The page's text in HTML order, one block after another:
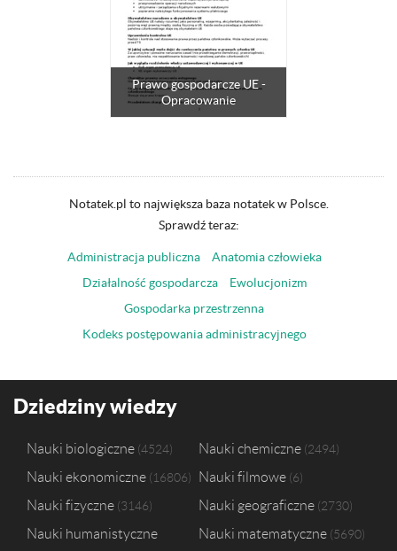
Prawo gospodarcze UE -
Opracowanie
Notatek.pl to największa baza notatek w Polsce.
Sprawdź teraz:
Administracja publiczna
Anatomia człowieka
Działalność gospodarcza
Ewolucjonizm
Gospodarka przestrzenna
Kodeks postępowania administracyjnego
Dziedziny wiedzy
Nauki biologiczne 4524 Nauki chemiczne 2494
Nauki ekonomiczne 16806 Nauki filmowe 6
Nauki fizyczne 3146 Nauki geograficzne 2730
Nauki humanistyczne Nauki matematyczne 5690